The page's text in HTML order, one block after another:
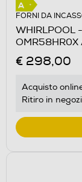
FORNI DA
WHIRLPOOL
OMR58HR0X
€ 298,00
Acquisto
Ritiro in